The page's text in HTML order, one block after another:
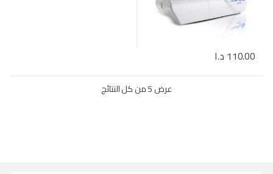
110.00 د.ا
عرض ⁦5⁩ من كل النتائج تم الفرز حسب الأحدث